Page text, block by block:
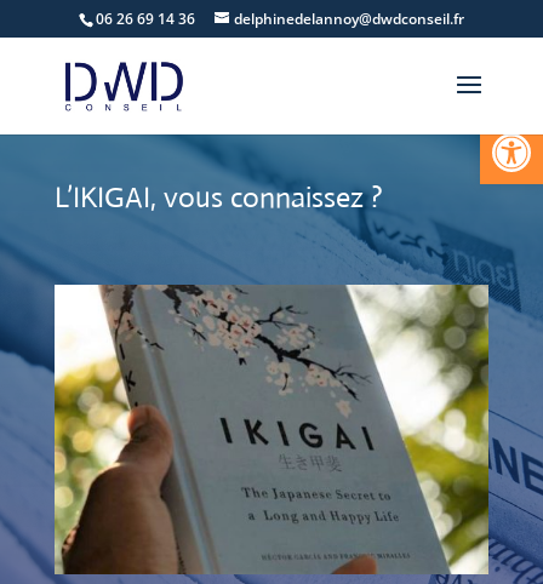
Ouvrir
06 26 69 14 36 delphinedelannoy@dwdconseil.fr
L’IKIGAI, vous connaissez ?